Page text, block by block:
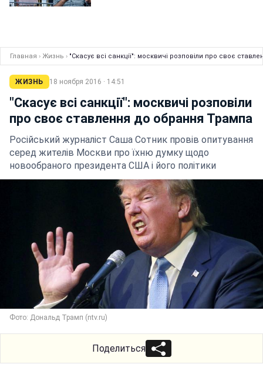
Главная › Жизнь › "Скасує всі санкції": москвичі розповіли про своє
ЖИЗНЬ 18 ноября 2016 · 14:51
"Скасує всі санкції": москвичі розповіли
про своє ставлення до обрання Трампа
Російський журналіст Саша Сотник провів опитування
серед жителів Москви про їхню думку щодо
новообраного президента США і його політики
Фото: Дональд Трамп (ntv.ru)
Поделиться